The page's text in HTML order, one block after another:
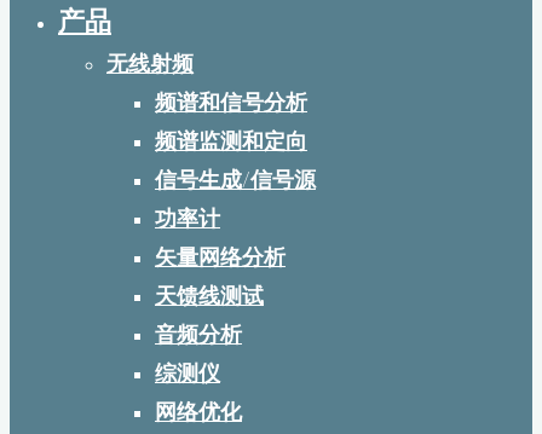
产品
无线射频
频谱和信号分析
频谱监测和定向
信号生成/信号源
功率计
矢量网络分析
天馈线测试
音频分析
综测仪
网络优化